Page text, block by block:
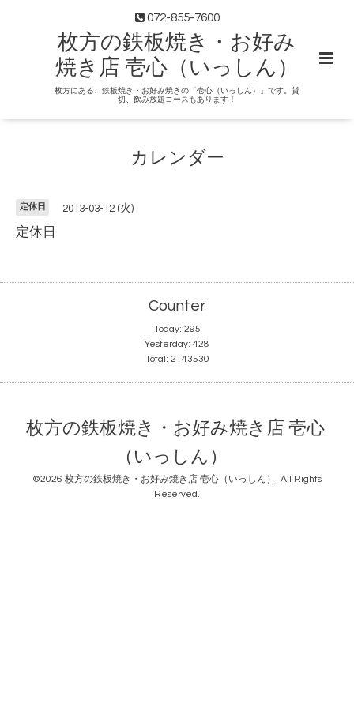
072-855-7600
枚方の鉄板焼き・お好み
焼き店 壱心（いっしん）
枚方にある、鉄板焼き・お好み焼きの「壱心（いっしん）」です。貸
切、飲み放題コースもあります！
カレンダー
定休日 2013-03-12 (火)
定休日
Counter
Today: 295
Yesterday: 428
Total: 2143530
枚方の鉄板焼き・お好み焼き店 壱心
（いっしん）
©2026 枚方の鉄板焼き・お好み焼き店 壱心（いっしん） . All Rights
Reserved.